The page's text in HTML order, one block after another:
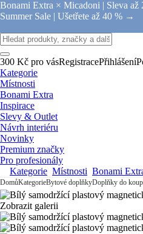
Bonami Extra × Micadoni | Sleva
Summer Sale | Ušetřete až 40 % →
300 Kč pro vásRegistracePřihlášení
Kategorie
Místnosti
Bonami Extra
Inspirace
Slevy & Outlet
Návrh interiéru
Novinky
Premium značky
Pro profesionály
Kategorie Místnosti Bonami
DomůKategorieBytové doplňkyDoplňky do
Zobrazit galerii